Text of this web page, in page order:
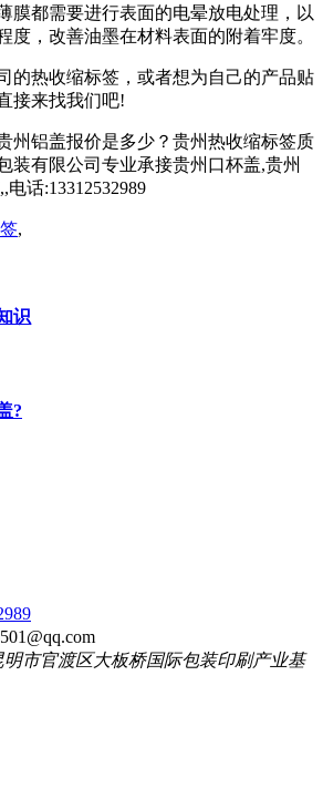
膜都需要进行表面的电晕放电处理，以
度，改善油墨在材料表面的附着牢度。
的热收缩标签，或者想为自己的产品贴
接来找我们吧!
州铝盖报价是多少？贵州热收缩标签质
装有限公司专业承接贵州口杯盖,贵州
话:13312532989
,
识
?
明市官渡区大板桥国际包装印刷产业基